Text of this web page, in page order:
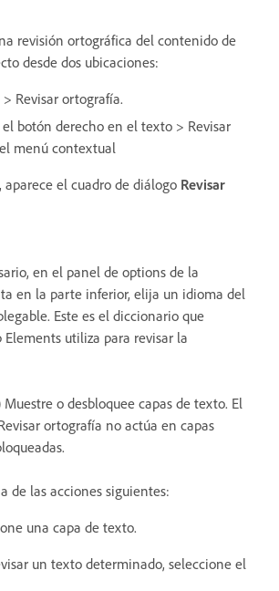
revisión ortográfica del contenido de
desde dos ubicaciones:
Revisar ortografía.
botón derecho en el texto > Revisar
menú contextual
aparece el cuadro de diálogo Revisar
en el panel de options de la
en la parte inferior, elija un idioma del
Este es el diccionario que
Elements utiliza para revisar la
o desbloquee capas de texto. El
ortografía no actúa en capas
de las acciones siguientes:
una capa de texto.
un texto determinado, seleccione el